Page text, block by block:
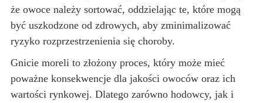
że owoce należy sortować, oddzielając te, które mogą
być uszkodzone od zdrowych, aby zminimalizować
ryzyko rozprzestrzenienia się choroby.
Gnicie moreli to złożony proces, który może mieć
poważne konsekwencje dla jakości owoców oraz ich
wartości rynkowej. Dlatego zarówno hodowcy, jak i